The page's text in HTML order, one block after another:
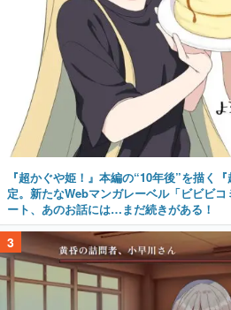
『超かぐや姫！』本編の“10年後”を描く
定。新たなWebマンガレーベル「ビビビ
ート、あのお話には…まだ続きがある！
3